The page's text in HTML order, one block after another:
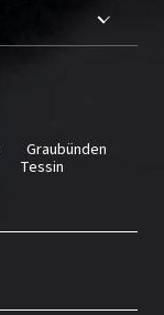
Graubünden
Tessin